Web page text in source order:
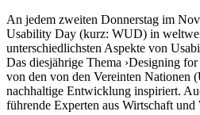
An jedem zweiten Donnerstag im
Usability Day (kurz: WUD) in
unterschiedlichsten Aspekte von
Das diesjährige Thema ›Designing
von den von den Vereinten Nationen
nachhaltige Entwicklung inspiriert.
führende Experten aus Wirtschaft und